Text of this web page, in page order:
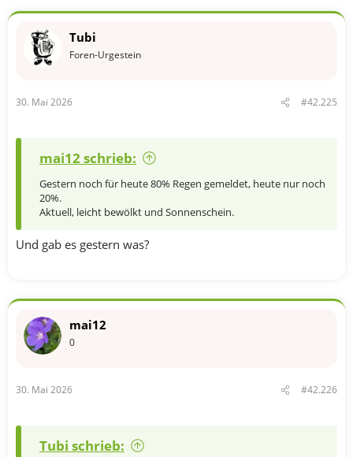
Tubi
Foren-Urgestein
30. Mai 2026 #42.225
mai12 schrieb:
Gestern noch für heute 80% Regen gemeldet, heute nur noch
20%.
Aktuell, leicht bewölkt und Sonnenschein.
Und gab es gestern was?
mai12
0
30. Mai 2026 #42.226
Tubi schrieb: